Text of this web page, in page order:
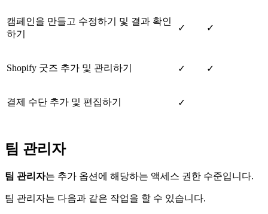
캠페인을 만들고 수정하기 및 결과 확인
하기
✓ ✓
Shopify 굿즈 추가 및 관리하기 ✓ ✓
결제 수단 추가 및 편집하기 ✓
팀 관리자
팀 관리자는 추가 옵션에 해당하는 액세스 권한 수준입니다.
팀 관리자는 다음과 같은 작업을 할 수 있습니다.